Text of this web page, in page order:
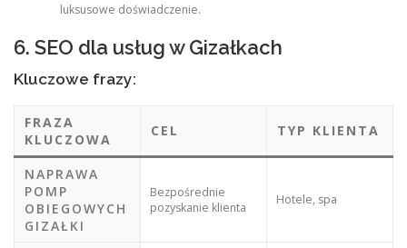
luksusowe doświadczenie.
6. SEO dla usług w Gizałkach
Kluczowe frazy:
FRAZA
KLUCZOWA
CEL TYP KLIENTA
NAPRAWA
POMP
OBIEGOWYCH
GIZAŁKI
Bezpośrednie
pozyskanie klienta
Hotele, spa